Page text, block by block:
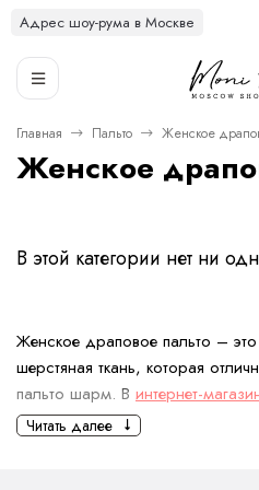
Адрес шоу-рума в Москве
Главная Пальто Женское
Женское
В этой категории нет ни
Женское драповое пальто –
шерстяная ткань, которая
пальто шарм. В интернет-
ассортимент моделей. Они
Читать далее